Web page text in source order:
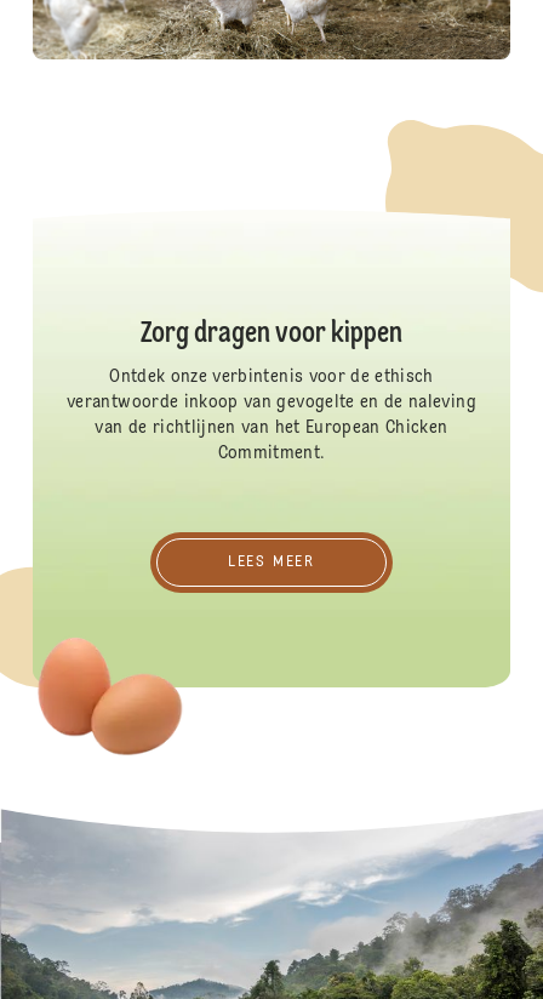
Zorg dragen voor kippen
Ontdek onze verbintenis voor de ethisch
verantwoorde inkoop van gevogelte en de naleving
van de richtlijnen van het European Chicken
Commitment.
LEES MEER